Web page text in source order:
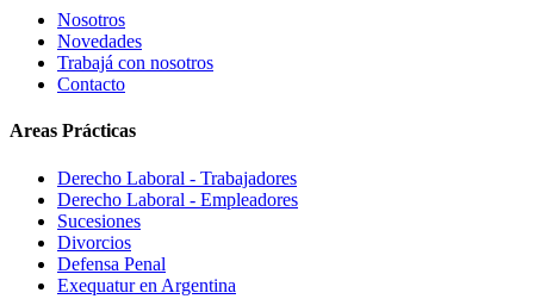
Nosotros
Novedades
Trabajá con nosotros
Contacto
Areas Prácticas
Derecho Laboral - Trabajadores
Derecho Laboral - Empleadores
Sucesiones
Divorcios
Defensa Penal
Exequatur en Argentina